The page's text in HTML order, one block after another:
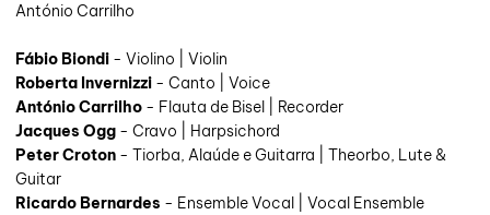
António Carrilho
Fábio Biondi - Violino | Violin
Roberta Invernizzi - Canto | Voice
António Carrilho - Flauta de Bisel | Recorder
Jacques Ogg - Cravo | Harpsichord
Peter Croton - Tiorba, Alaúde e Guitarra | Theorbo, Lute &
Guitar
Ricardo Bernardes - Ensemble Vocal | Vocal Ensemble